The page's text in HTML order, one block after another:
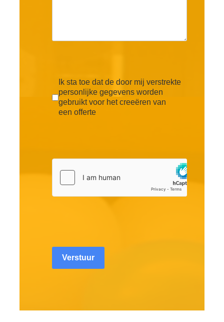
Ik sta toe dat de door mij verstrekte
personlijke gegevens worden
gebruikt voor het creeëren van
een offerte
Verstuur